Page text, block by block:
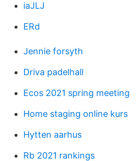
iaJLJ
ERd
Jennie forsyth
Driva padelhall
Ecos 2021 spring meeting
Home staging online kurs
Hytten aarhus
Rb 2021 rankings